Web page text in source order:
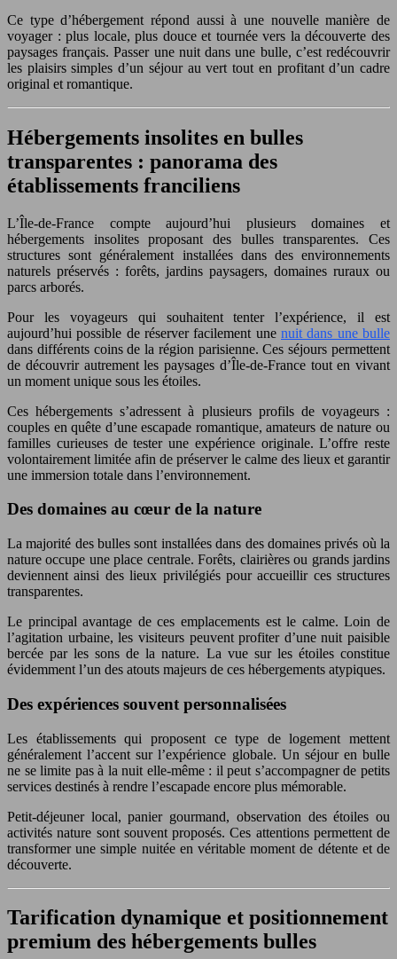
Ce type d’hébergement répond aussi à une nouvelle manière de
voyager : plus locale, plus douce et tournée vers la découverte des
paysages français. Passer une nuit dans une bulle, c’est redécouvrir
les plaisirs simples d’un séjour au vert tout en profitant d’un cadre
original et romantique.
Hébergements insolites en bulles
transparentes : panorama des
établissements franciliens
L’Île-de-France compte aujourd’hui plusieurs domaines et
hébergements insolites proposant des bulles transparentes. Ces
structures sont généralement installées dans des environnements
naturels préservés : forêts, jardins paysagers, domaines ruraux ou
parcs arborés.
Pour les voyageurs qui souhaitent tenter l’expérience, il est
aujourd’hui possible de réserver facilement une nuit dans une bulle
dans différents coins de la région parisienne. Ces séjours permettent
de découvrir autrement les paysages d’Île-de-France tout en vivant
un moment unique sous les étoiles.
Ces hébergements s’adressent à plusieurs profils de voyageurs :
couples en quête d’une escapade romantique, amateurs de nature ou
familles curieuses de tester une expérience originale. L’offre reste
volontairement limitée afin de préserver le calme des lieux et garantir
une immersion totale dans l’environnement.
Des domaines au cœur de la nature
La majorité des bulles sont installées dans des domaines privés où la
nature occupe une place centrale. Forêts, clairières ou grands jardins
deviennent ainsi des lieux privilégiés pour accueillir ces structures
transparentes.
Le principal avantage de ces emplacements est le calme. Loin de
l’agitation urbaine, les visiteurs peuvent profiter d’une nuit paisible
bercée par les sons de la nature. La vue sur les étoiles constitue
évidemment l’un des atouts majeurs de ces hébergements atypiques.
Des expériences souvent personnalisées
Les établissements qui proposent ce type de logement mettent
généralement l’accent sur l’expérience globale. Un séjour en bulle
ne se limite pas à la nuit elle-même : il peut s’accompagner de petits
services destinés à rendre l’escapade encore plus mémorable.
Petit-déjeuner local, panier gourmand, observation des étoiles ou
activités nature sont souvent proposés. Ces attentions permettent de
transformer une simple nuitée en véritable moment de détente et de
découverte.
Tarification dynamique et positionnement
premium des hébergements bulles